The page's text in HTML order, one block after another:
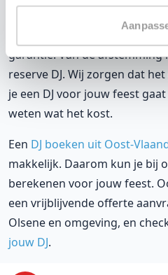
DJ boeken voor jouw feest
zonder
garantie. Van de afstemming
reserve DJ. Wij zorgen dat
je een DJ voor jouw feest
weten wat het kost.
Een DJ boeken uit Oost-
makkelijk. Daarom kun je bij
berekenen voor jouw feest.
een vrijblijvende offerte
Olsene en omgeving, en
jouw DJ.